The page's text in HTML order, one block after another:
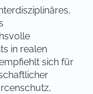
in realen
sich für